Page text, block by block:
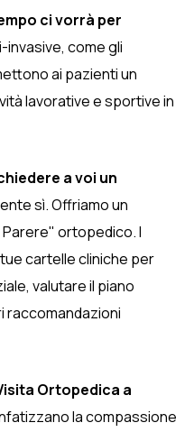
ci vorrà per
invasive, come gli
ai pazienti un
lavorative e sportive in
a voi un
sì. Offriamo un
ortopedico. I
cartelle cliniche per
valutare il piano
raccomandazioni
Ortopedica a
la compassione